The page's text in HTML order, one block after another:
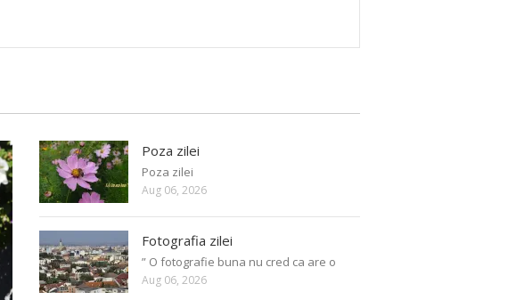
Poza zilei
Poza zilei
Aug 06, 2026
Fotografia zilei
” O fotografie buna nu cred ca are o
Aug 06, 2026